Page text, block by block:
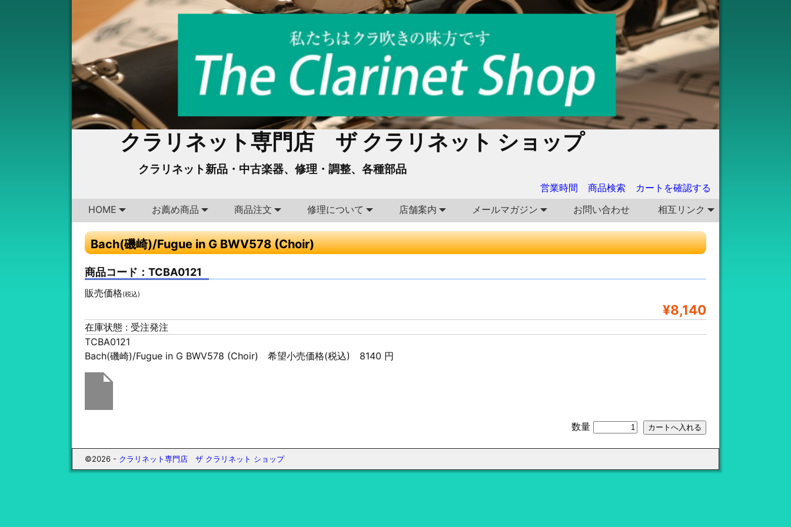
クラリネット専門店 ザ クラリネット ショップ
クラリネット新品・中古楽器、修理・調整、各種部品
営業時間 商品検索
カートを確認する
HOME
お薦め商品 商品注文 修理について 店舗案内 メールマガジン お問い合わせ 相互リンク
Bach(磯崎)/Fugue in G BWV578 (Choir)
商品コード：TCBA0121
販売価格(税込)
¥8,140
在庫状態 : 受注発注
TCBA0121
Bach(磯崎)/Fugue in G BWV578 (Choir) 希望小売価格(税込) 8140 円
数量
©2026 - クラリネット専門店 ザ クラリネット ショップ